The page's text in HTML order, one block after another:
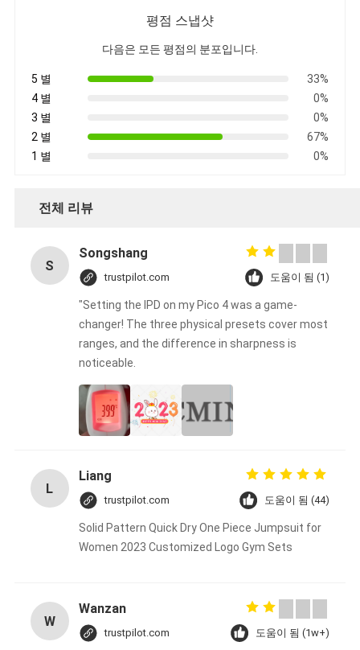
평점 스냅샷
다음은 모든 평점의 분포입니다.
5 별
33%
4 별
0%
3 별
0%
2 별
67%
1 별
0%
전체 리뷰
S
Songshang
trustpilot.com 도움이 됨 (1)
"Setting the IPD on my Pico 4 was a game-
changer! The three physical presets cover most
ranges, and the difference in sharpness is
noticeable.
L
Liang
trustpilot.com 도움이 됨 (44)
Solid Pattern Quick Dry One Piece Jumpsuit for
Women 2023 Customized Logo Gym Sets
W
Wanzan
trustpilot.com 도움이 됨 (1w+)